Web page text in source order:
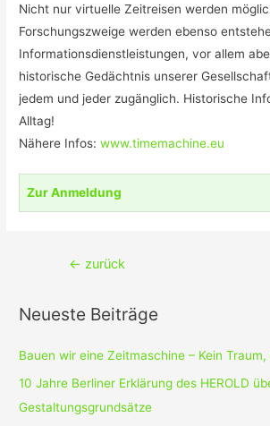
Nicht nur virtuelle Zeitreisen werden
Forschungszweige werden ebenso
Informationsdienstleistungen, vor allem
historische Gedächtnis unserer
jedem und jeder zugänglich. Historische
Alltag!
Nähere Infos:www.timemachine.eu
Zur Anmeldung
Beitragsnavigation
← zurück
Neueste Beiträge
Bauen wir eine Zeitmaschine – Kein
10 Jahre Berliner Erklärung des HEROLD
Gestaltungsgrundsätze